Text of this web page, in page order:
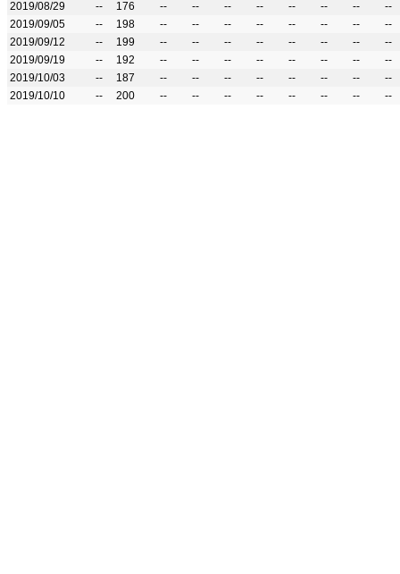
2019/08/29
-- 176 -- -- -- -- -- -- --
--
2019/09/05
-- 198 -- -- -- -- -- -- --
--
2019/09/12
-- 199 -- -- -- -- -- -- --
--
2019/09/19
-- 192 -- -- -- -- -- -- --
--
2019/10/03
-- 187 -- -- -- -- -- -- --
--
2019/10/10
-- 200 -- -- -- -- -- -- -- --